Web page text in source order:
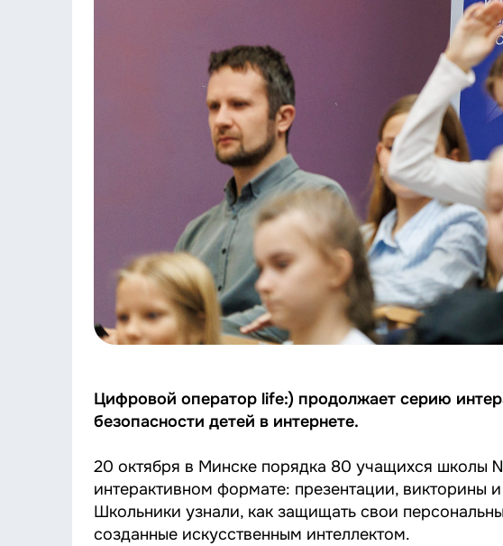
Цифровой оператор life:) продолжает серию
безопасности детей в интернете.
20 октября в Минске порядка 80 учащихся школы
интерактивном формате: презентации,
Школьники узнали, как защищать свои
созданные искусственным интеллектом.